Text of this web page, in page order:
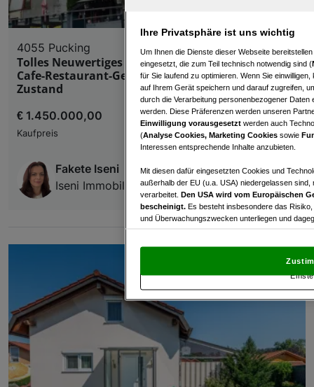
4055 Pucking
Tolles Neuwertiges Wohn-Geschäfts-Haus inkl.
Cafe-Restaurant-Geschäftshaus in einem Top
Zustand
€ 1.450.000,00
Kaufpreis
Fakete Iseni
Iseni Immobilien
Ihre Privatsphäre ist uns wichtig
Um Ihnen die Dienste dieser Webseite
eingesetzt, die zum Teil technisch notwendig sind (
für Sie laufend zu optimieren. Wenn Sie
auf Ihrem Gerät speichern und darauf zugreifen,
durch die Verarbeitung personenbezogener
werden. Diese Präferenzen werden unseren
Einwilligung vorausgesetzt werden auch
(Analyse Cookies, Marketing Cookies sowie
Interessen entsprechende Inhalte anzubieten.
Mit diesen dafür eingesetzten Cookies und
außerhalb der EU (u.a. USA) niedergelassen
verarbeitet. Den USA wird vom Europäischen
bescheinigt. Es besteht insbesondere das
und Überwachungszwecken unterliegen und
und Widerspruch gegen die Verarbeitung auf der
„Cookie Einstellungen“, die sich auf jeder Seite
Wir und unsere Partner
Verwendung genauer Standortdaten.
Zugriff auf Informationen auf einem Endgerät.
und der Performance von Inhalten,
Liste der Partner (Lieferanten)